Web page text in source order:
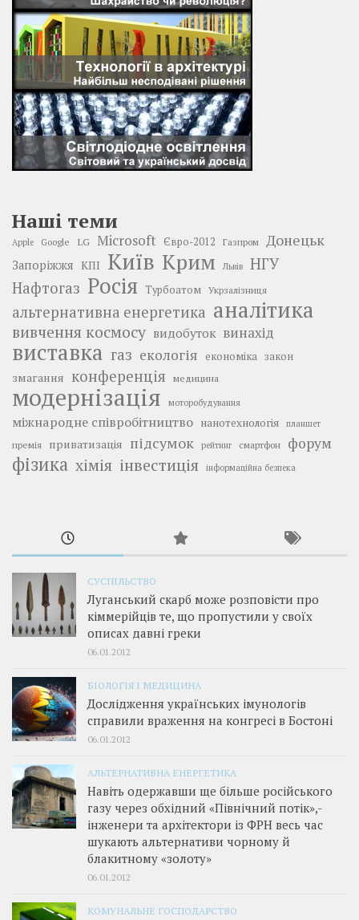
Наші теми
Apple Google LG Microsoft Євро-2012 Газпром Донецьк
Запоріжжя КПІ Київ Крим Львів
НГУ
Нафтогаз Росія Турбоатом Укрзалізниця
альтернативна енергетика аналітика
вивчення космосу видобуток винахід
виставка газ екологія економіка закон
змагання конференція медицина
модернізація моторобудування
міжнародне співробітництво нанотехнологія планшет
премія приватизація підсумок рейтинг смартфон форум
фізика хімія інвестиція інформаційна безпека
СУСПІЛЬСТВО
Луганський скарб може розповісти про
кіммерійців те, що пропустили у своїх
описах давні греки
06.01.2012
БІОЛОГІЯ І МЕДИЦИНА
Дослідження українських імунологів
справили враження на конгресі в Бостоні
06.01.2012
АЛЬТЕРНАТИВНА ЕНЕРГЕТИКА
Навіть одержавши ще більше російського
газу через обхідний «Північний потік»,­
інженери та архітектори із ФРН весь час
шукають альтернативи чорному й
блакитному «золоту»
06.01.2012
КОМУНАЛЬНЕ ГОСПОДАРСТВО